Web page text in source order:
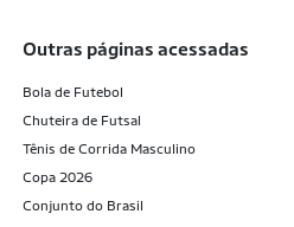
outras páginas acessadas
Bola de Futebol
Chuteira de Futsal
Tênis de Corrida Masculino
Copa 2026
Conjunto do Brasil